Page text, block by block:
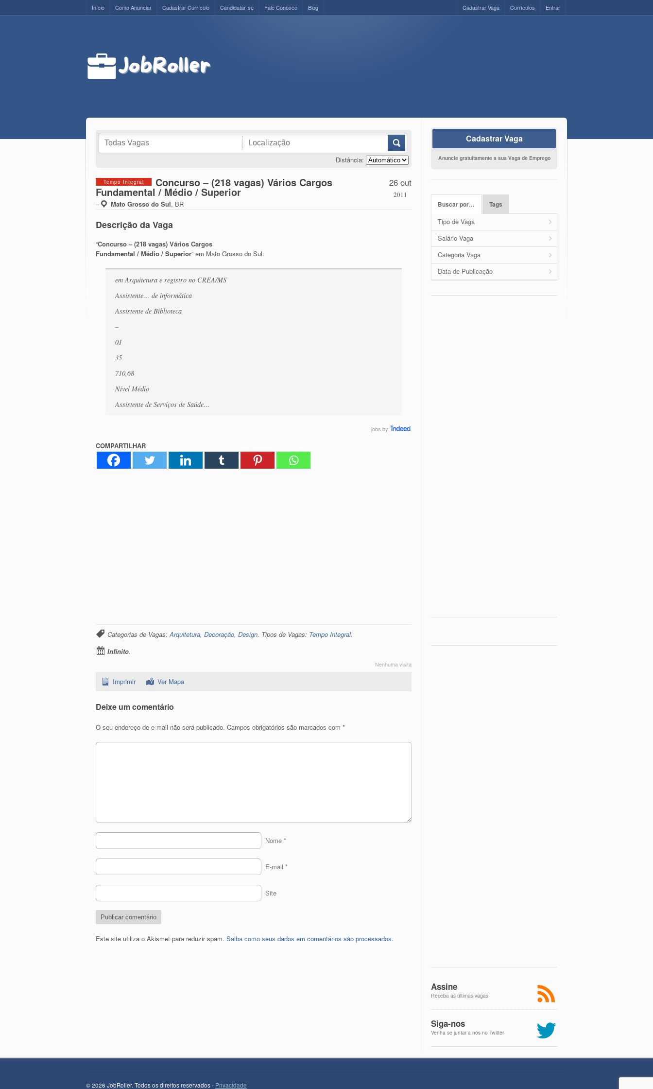
Início Como Anunciar Cadastrar Currículo Candidatar-se Fale Conosco Blog Entrar
Currículos
Cadastrar Vaga
Distância:
26 out
2011
Tempo Integral Concurso – (218 vagas) Vários Cargos
Fundamental / Médio / Superior
– Mato Grosso do Sul, BR
Descrição da Vaga
“Concurso – (218 vagas) Vários Cargos
Fundamental / Médio / Superior” em Mato Grosso do Sul:
em Arquitetura e registro no CREA/MS
Assistente… de informática
Assistente de Biblioteca
–
01
35
710,68
Nível Médio
Assistente de Serviços de Saúde…
jobs by
COMPARTILHAR
Categorias de Vagas:Arquitetura, Decoração, Design. Tipos de Vagas: Tempo Integral.
Infinito.
Nenhuma visita
Imprimir Ver Mapa
Deixe um comentário
O seu endereço de e-mail não será publicado. Campos obrigatórios são marcados com *
Nome *
E-mail *
Site
Este site utiliza o Akismet para reduzir spam. Saiba como seus dados em comentários são processados.
Cadastrar Vaga
Anuncie gratuitamente a sua Vaga de Emprego
Buscar por… Tags
Tipo de Vaga
Salário Vaga
Categoria Vaga
Data de Publicação
Assine
Receba as últimas vagas
Siga-nos
Venha se juntar a nós no Twitter
© 2026 JobRoller. Todos os direitos reservados - Privacidade